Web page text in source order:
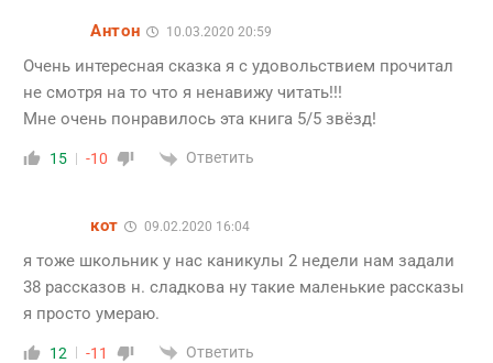
Антон 10.03.2020 20:59
Очень интересная сказка я с удовольствием прочитал
не смотря на то что я ненавижу читать!!!
Мне очень понравилось эта книга 5/5 звёзд!
15 -10 Ответить
кот 09.02.2020 16:04
я тоже школьник у нас каникулы 2 недели нам задали
38 рассказов н. сладкова ну такие маленькие рассказы
я просто умераю.
12 -11 Ответить